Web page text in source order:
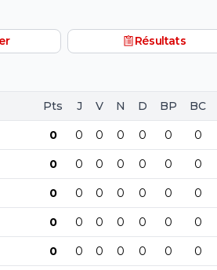
remplaçant. C'est facile de dire
millions quand un club a un des
de la planète. 850 millions
Résultats
Pts J V N D BP BC
0 0 0 0 0 0 0
0 0 0 0 0 0 0
0 0 0 0 0 0 0
0 0 0 0 0 0 0
0 0 0 0 0 0 0